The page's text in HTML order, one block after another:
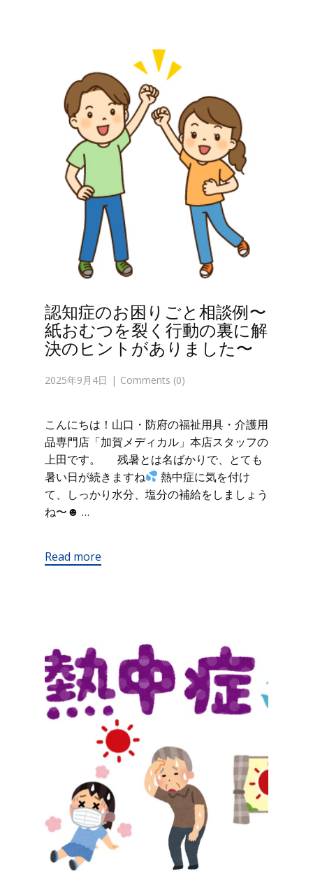
認知症のお困りごと相談例〜
紙おむつを裂く行動の裏に解
決のヒントがありました〜
2025年9月4日 Comments (0)
こんにちは！山口・防府の福祉用具・介護用
品専門店「加賀メディカル」本店スタッフの
上田です。 残暑とは名ばかりで、とても
暑い日が続きますね
熱中症に気を付け
て、しっかり水分、塩分の補給をしましょう
ね〜☻ …
Read more